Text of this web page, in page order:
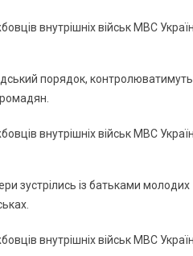
порядок, контролюватимуть
зустрілись із батьками молодих